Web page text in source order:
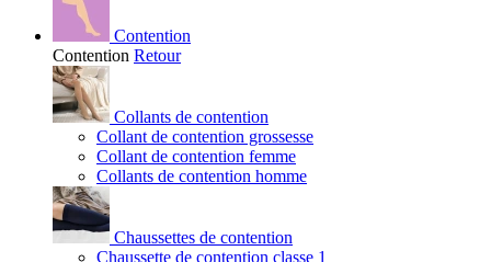
Contention
Contention Retour
Collants de contention
Collant de contention grossesse
Collant de contention femme
Collants de contention homme
Chaussettes de contention
Chaussette de contention classe 1